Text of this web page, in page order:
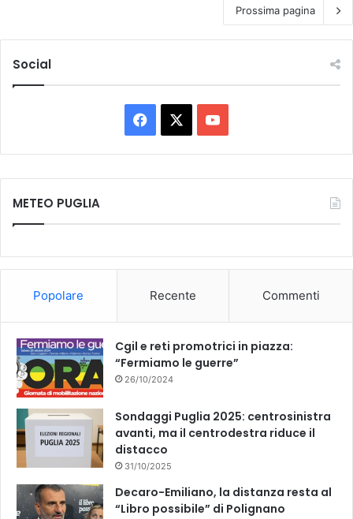
Prossima pagina
Social
a
c
k
o
u
METEO PUGLIA
Popolare Recente Commenti
Cgil e reti promotrici in piazza:
“Fermiamo le guerre”
26/10/2024
Sondaggi Puglia 2025: centrosinistra
avanti, ma il centrodestra riduce il
distacco
31/10/2025
Decaro-Emiliano, la distanza resta al
“Libro possibile” di Polignano